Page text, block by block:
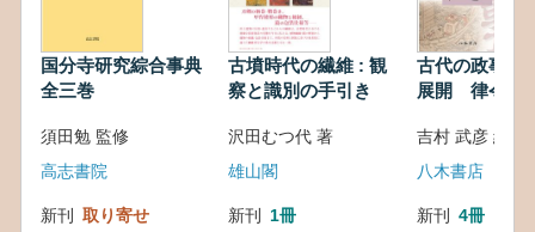
国分寺研究綜合事典
全三巻
須田勉 監修
高志書院
新刊 取り寄せ
古墳時代の繊維 : 観
察と識別の手引き
沢田むつ代 著
雄山閣
新刊 1冊
古代の政事と
展開 律令・
吉村 武彦 編集
八木書店
新刊 4冊